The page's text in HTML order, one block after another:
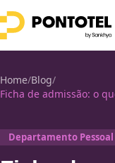
Home/Blog/
Ficha de admissão: o
Departamento Pessoal